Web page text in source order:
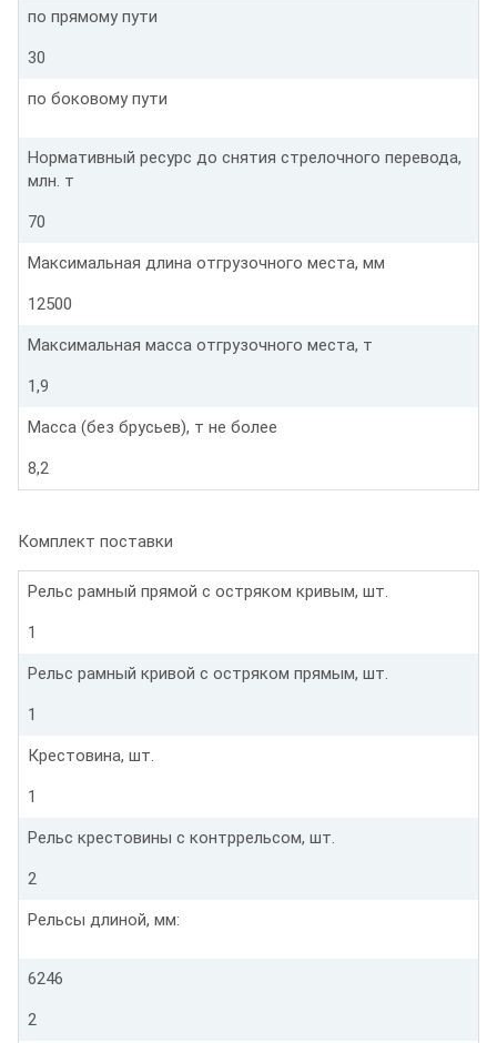
по прямому пути
30
по боковому пути
Нормативный ресурс до снятия стрелочного перевода,
млн. т
70
Максимальная длина отгрузочного места, мм
12500
Максимальная масса отгрузочного места, т
1,9
Масса (без брусьев), т не более
8,2
Комплект поставки
Рельс рамный прямой с остряком кривым, шт.
1
Рельс рамный кривой с остряком прямым, шт.
1
Крестовина, шт.
1
Рельс крестовины с контррельсом, шт.
2
Рельсы длиной, мм:
6246
2